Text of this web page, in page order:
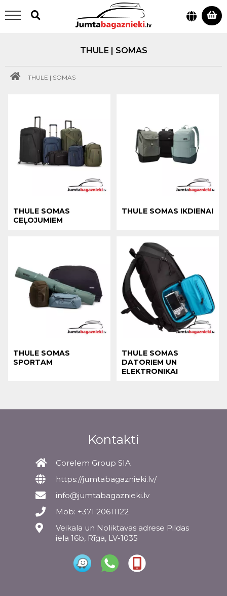
THULE | SOMAS
THULE | SOMAS
THULE SOMAS
CEĻOJUMIEM
THULE SOMAS IKDIENAI
THULE SOMAS
SPORTAM
THULE SOMAS
DATORIEM UN
ELEKTRONIKAI
Kontakti
Corelem Group SIA
https://jumtabagaznieki.lv/
info@jumtabagaznieki.lv
Mob: +371 20611122
Veikala un Noliktavas adrese Pildas
iela 16b, Rīga, LV-1035